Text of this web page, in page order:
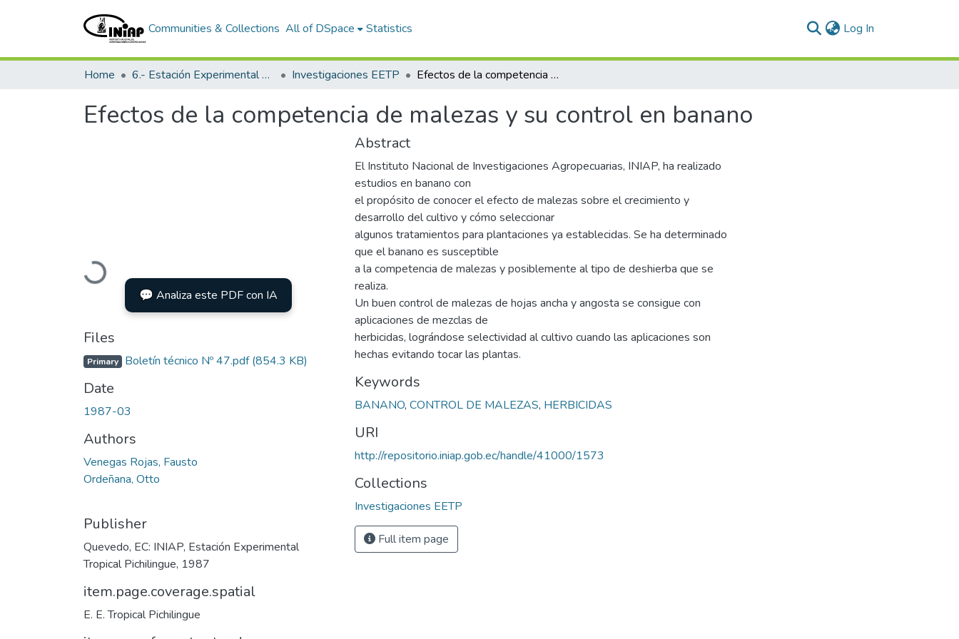
Communities & Collections All of DSpace Statistics Log In
Home 6.- Estación Experimental Tropical Pichilingue Investigaciones EETP Efectos de la competencia de malezas y su control en banano
Efectos de la competencia de malezas y su control en banano
Loading...
💬 Analiza este PDF con IA
Files
Primary Boletín técnico Nº 47.pdf(854.3 KB)
Date
1987-03
Authors
Venegas Rojas, Fausto
Ordeñana, Otto
Publisher
Quevedo, EC: INIAP, Estación Experimental
Tropical Pichilingue, 1987
item.page.coverage.spatial
E. E. Tropical Pichilingue
Abstract
El Instituto Nacional de Investigaciones Agropecuarias, INIAP, ha realizado
estudios en banano con
el propósito de conocer el efecto de malezas sobre el crecimiento y
desarrollo del cultivo y cómo seleccionar
algunos tratamientos para plantaciones ya establecidas. Se ha determinado
que el banano es susceptible
a la competencia de malezas y posiblemente al tipo de deshierba que se
realiza.
Un buen control de malezas de hojas ancha y angosta se consigue con
aplicaciones de mezclas de
herbicidas, lográndose selectividad al cultivo cuando las aplicaciones son
hechas evitando tocar las plantas.
Keywords
BANANO, CONTROL DE MALEZAS, HERBICIDAS
URI
http://repositorio.iniap.gob.ec/handle/41000/1573
Collections
Investigaciones EETP
Full item page